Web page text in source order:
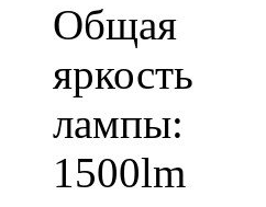
Общая
яркость
лампы:
1500lm